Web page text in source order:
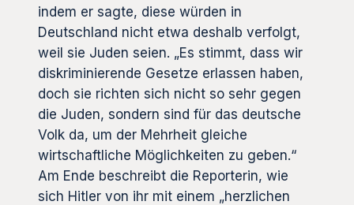
indem er sagte, diese würden in
Deutschland nicht etwa deshalb verfolgt,
weil sie Juden seien. „Es stimmt, dass wir
diskriminierende Gesetze erlassen haben,
doch sie richten sich nicht so sehr gegen
die Juden, sondern sind für das deutsche
Volk da, um der Mehrheit gleiche
wirtschaftliche Möglichkeiten zu geben.“
Am Ende beschreibt die Reporterin, wie
sich Hitler von ihr mit einem „herzlichen